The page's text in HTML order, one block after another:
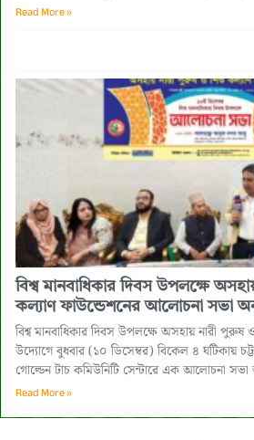
Read More »
বিশ্ব মানবাধিকার দিবস উপলক্ষে
কল্যাণ ফাউন্ডেশনের আলোচনা সভা
বিশ্ব মানবাধিকার দিবস উপলক্ষে অসহায় নারী
উদ্যোগে বুধবার (১০ ডিসেম্বর) বিকেল ৪ ঘটিকায়
গোল্ডেন টাচ কমিউনিটি সেন্টারে এক আলোচনা সভা
Read More »